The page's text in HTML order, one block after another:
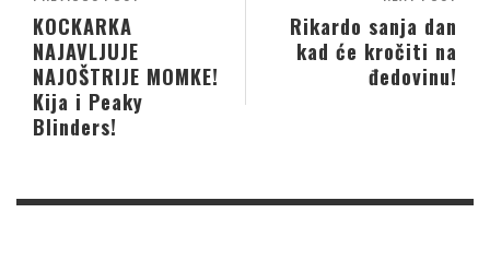
Rikardo sanja dan
kad će kročiti na
đedovinu!
KOCKARKA
NAJAVLJUJE
NAJOŠTRIJE MOMKE!
Kija i Peaky
Blinders!